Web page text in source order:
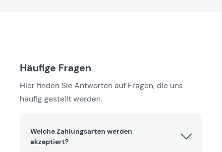
Häufige Fragen
Hier finden Sie Antworten auf Fragen, die uns
häufig gestellt werden.
Welche Zahlungsarten werden
akzeptiert?